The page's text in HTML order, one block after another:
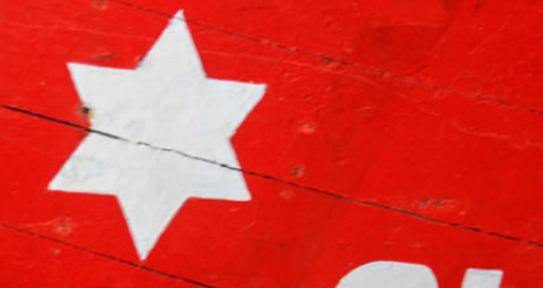
RESTAURANTES
TURISMO ACTIVO
AGENDA
OFERTAS
CONTACTO